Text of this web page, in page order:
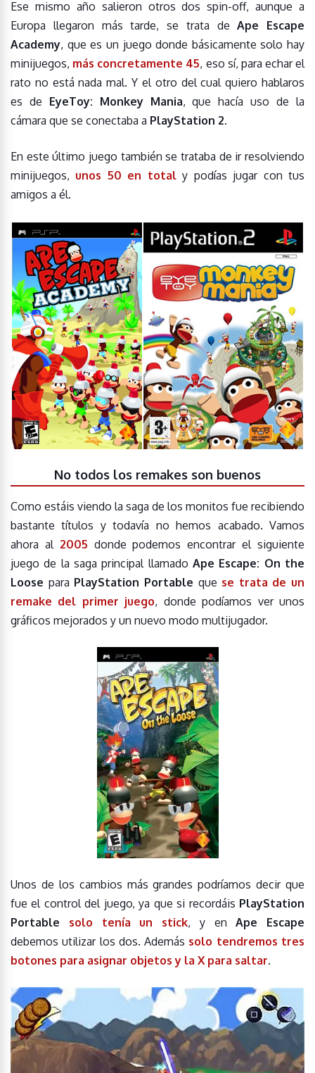
Ese mismo año salieron otros dos spin-off, aunque a
Europa llegaron más tarde, se trata deApe Escape
Academy, que es un juego donde básicamente solo hay
minijuegos, más concretamente 45, eso sí, para echar el
rato no está nada mal. Y el otro del cual quiero hablaros
es de EyeToy: Monkey Mania, que hacía uso de la
cámara que se conectaba a PlayStation 2.
En este último juego también se trataba de ir resolviendo
minijuegos, unos 50 en totaly podías jugar con tus
amigos a él.
No todos los remakes son buenos
Como estáis viendo la saga de los monitos fue recibiendo
bastante títulos y todavía no hemos acabado. Vamos
ahora al 2005 donde podemos encontrar el siguiente
juego de la saga principal llamado Ape Escape: On the
Loose para PlayStation Portable que se trata de un
remake del primer juego, donde podíamos ver unos
gráficos mejorados y un nuevo modo multijugador.
Unos de los cambios más grandes podríamos decir que
fue el control del juego, ya que si recordáis PlayStation
Portable
solo tenía un stick, y enApe Escape
debemos utilizar los dos. Además solo tendremos tres
botones para asignar objetos y la X para saltar.